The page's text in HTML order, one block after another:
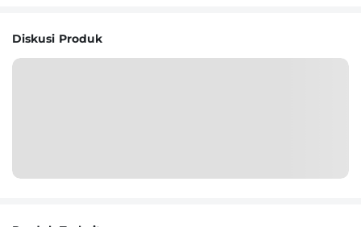
Diskusi Produk